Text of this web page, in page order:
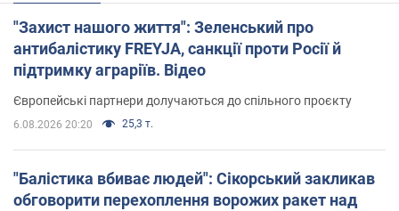
"Захист нашого життя": Зеленський про
антибалістику FREYJA, санкції проти Росії й
підтримку аграріїв. Відео
Європейські партнери долучаються до спільного проєкту
6.08.2026 20:20 25,3 т.
"Балістика вбиває людей": Сікорський закликав
обговорити перехоплення ворожих ракет над